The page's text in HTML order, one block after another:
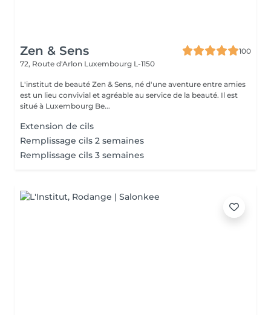
Zen & Sens
100
72, Route d'Arlon Luxembourg L-1150
L'institut de beauté Zen & Sens, né d'une aventure entre amies
est un lieu convivial et agréable au service de la beauté. Il est
situé à Luxembourg Be...
Extension de cils
Remplissage cils 2 semaines
Remplissage cils 3 semaines